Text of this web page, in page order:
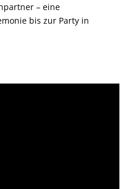
– eine
bis zur Party in